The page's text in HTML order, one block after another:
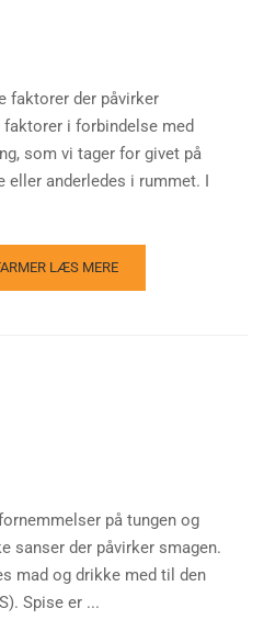
faktorer der påvirker
i forbindelse med
som vi tager for givet på
eller anderledes i rummet. I
LÆS MERE
på tungen og
sanser der påvirker smagen.
mad og drikke med til den
Spise er ...